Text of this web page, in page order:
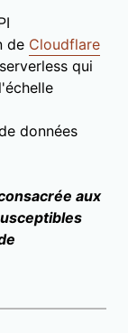
de Cloudflare
qui
données
aux